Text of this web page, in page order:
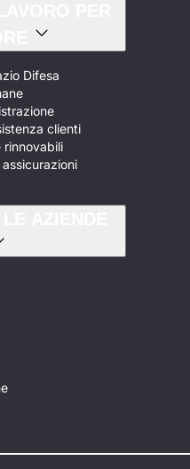
Difesa
clienti
rinnovabili